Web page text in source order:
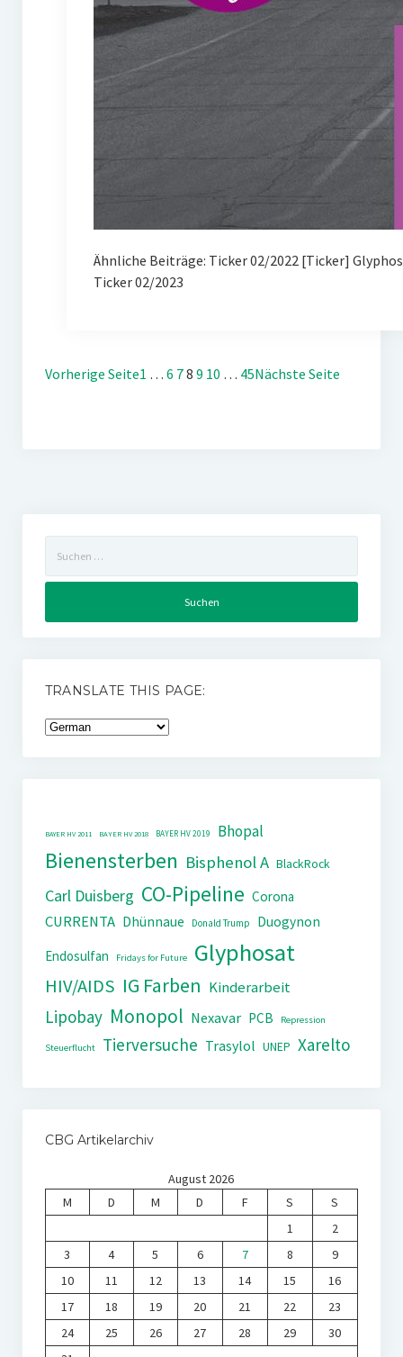
Ähnliche Beiträge: Ticker 02/2022 [Ticker]
Ticker 02/2023
Vorherige Seite1 … 6 78 9 10 … 45Nächste Seite
nach:
TRANSLATE THIS PAGE:
BAYER HV 2011 BAYER HV 2018 BAYER HV 2019 Bhopal
Bienensterben Bisphenol A BlackRock
Carl Duisberg CO-Pipeline Corona
CURRENTA Dhünnaue Donald Trump
Duogynon
Endosulfan
Fridays for Future Glyphosat
HIV/AIDS IG Farben Kinderarbeit
Lipobay Monopol Nexavar PCB Repression
Steuerflucht Tierversuche Trasylol UNEP Xarelto
CBG Artikelarchiv
August 2026
M
D M D F S
S
1
2
3
4 5 6 7 8
9
10
11 12 13 14 15
16
17
18 19 20 21 22
23
24
25 26 27 28 29
30